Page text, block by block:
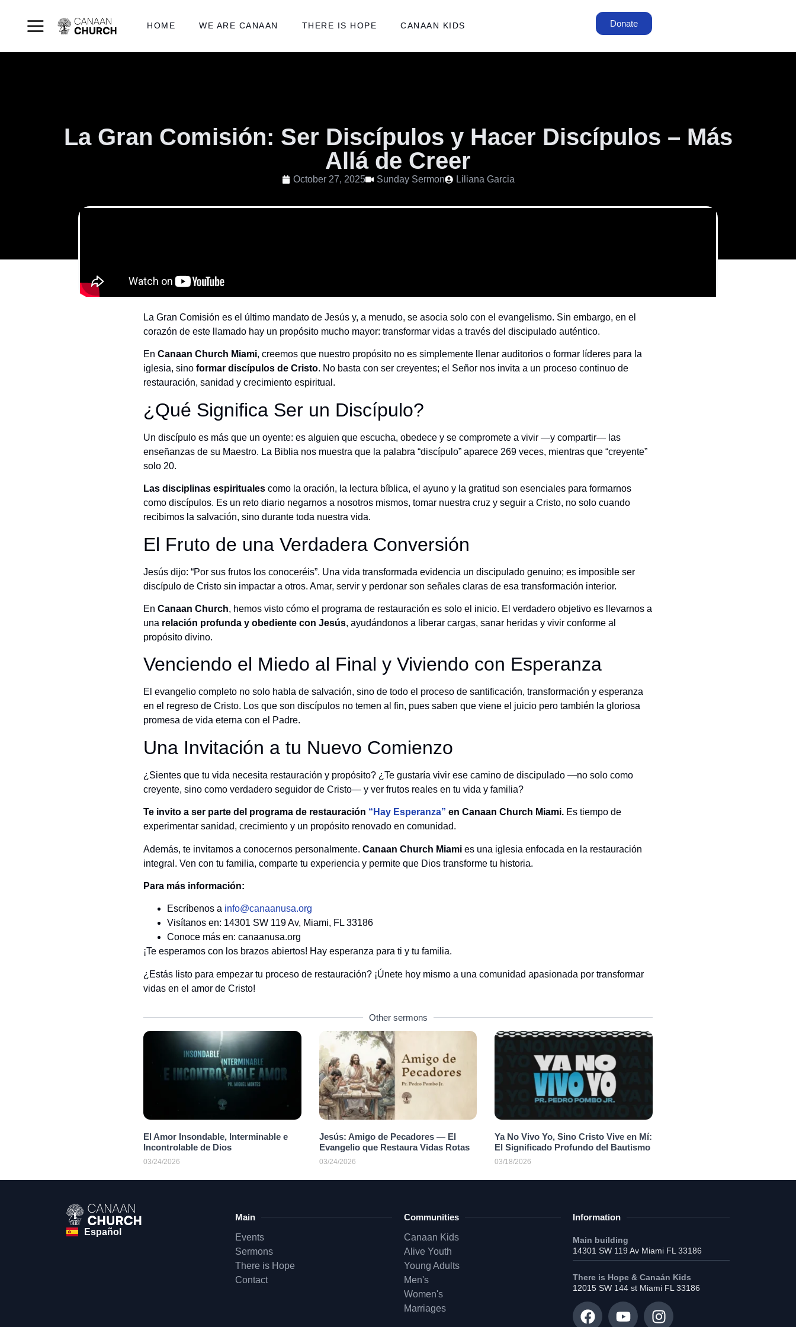
HOME WE ARE CANAAN THERE IS HOPE CANAAN KIDS Donate
La Gran Comisión: Ser Discípulos y Hacer Discípulos – Más
Allá de Creer
October 27, 2025 Sunday Sermon Liliana Garcia
La Gran Comisión es el último mandato de Jesús y, a menudo, se asocia solo con el evangelismo. Sin embargo, en el
corazón de este llamado hay un propósito mucho mayor: transformar vidas a través del discipulado auténtico.
En Canaan Church Miami, creemos que nuestro propósito no es simplemente llenar auditorios o formar líderes para la
iglesia, sino formar discípulos de Cristo. No basta con ser creyentes; el Señor nos invita a un proceso continuo de
restauración, sanidad y crecimiento espiritual.
¿Qué Significa Ser un Discípulo?
Un discípulo es más que un oyente: es alguien que escucha, obedece y se compromete a vivir —y compartir— las
enseñanzas de su Maestro. La Biblia nos muestra que la palabra “discípulo” aparece 269 veces, mientras que “creyente”
solo 20.
Las disciplinas espirituales como la oración, la lectura bíblica, el ayuno y la gratitud son esenciales para formarnos
como discípulos. Es un reto diario negarnos a nosotros mismos, tomar nuestra cruz y seguir a Cristo, no solo cuando
recibimos la salvación, sino durante toda nuestra vida.
El Fruto de una Verdadera Conversión
Jesús dijo: “Por sus frutos los conoceréis”. Una vida transformada evidencia un discipulado genuino; es imposible ser
discípulo de Cristo sin impactar a otros. Amar, servir y perdonar son señales claras de esa transformación interior.
En Canaan Church, hemos visto cómo el programa de restauración es solo el inicio. El verdadero objetivo es llevarnos a
una relación profunda y obediente con Jesús, ayudándonos a liberar cargas, sanar heridas y vivir conforme al
propósito divino.
Venciendo el Miedo al Final y Viviendo con Esperanza
El evangelio completo no solo habla de salvación, sino de todo el proceso de santificación, transformación y esperanza
en el regreso de Cristo. Los que son discípulos no temen al fin, pues saben que viene el juicio pero también la gloriosa
promesa de vida eterna con el Padre.
Una Invitación a tu Nuevo Comienzo
¿Sientes que tu vida necesita restauración y propósito? ¿Te gustaría vivir ese camino de discipulado —no solo como
creyente, sino como verdadero seguidor de Cristo— y ver frutos reales en tu vida y familia?
Te invito a ser parte del programa de restauración “Hay Esperanza” en Canaan Church Miami. Es tiempo de
experimentar sanidad, crecimiento y un propósito renovado en comunidad.
Además, te invitamos a conocernos personalmente. Canaan Church Miami es una iglesia enfocada en la restauración
integral. Ven con tu familia, comparte tu experiencia y permite que Dios transforme tu historia.
Para más información:
Escríbenos a info@canaanusa.org
Visítanos en: 14301 SW 119 Av, Miami, FL 33186
Conoce más en: canaanusa.org
¡Te esperamos con los brazos abiertos! Hay esperanza para ti y tu familia.
¿Estás listo para empezar tu proceso de restauración? ¡Únete hoy mismo a una comunidad apasionada por transformar
vidas en el amor de Cristo!​
Other sermons
El Amor Insondable, Interminable e
Incontrolable de Dios
03/24/2026
Jesús: Amigo de Pecadores — El
Evangelio que Restaura Vidas Rotas
03/24/2026
Ya No Vivo Yo, Sino Cristo Vive en Mí:
El Significado Profundo del Bautismo
03/18/2026
Español
Main
Events
Sermons
There is Hope
Contact
Communities
Canaan Kids
Alive Youth
Young Adults
Men's
Women's
Marriages
Information
Main building
14301 SW 119 Av Miami FL 33186
There is Hope & Canaán Kids
12015 SW 144 st Miami FL 33186